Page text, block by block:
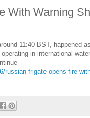
With Warning
11:40 BST, happened
in international
frigate-opens-fire-